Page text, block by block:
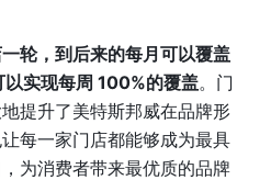
轮，到后来的每月可以覆盖
实现每周 100%的覆盖。门
提升了美特斯邦威在品牌形
每一家门店都能够成为最具
为消费者带来最优质的品牌